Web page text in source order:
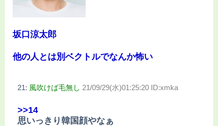
坂口涼太郎
他の人とは別ベクトルでなんか怖い
21: 風吹けば毛無し 21/09/29(水)01:25:20 ID:xmka
>>14
思いっきり韓国顔やなぁ